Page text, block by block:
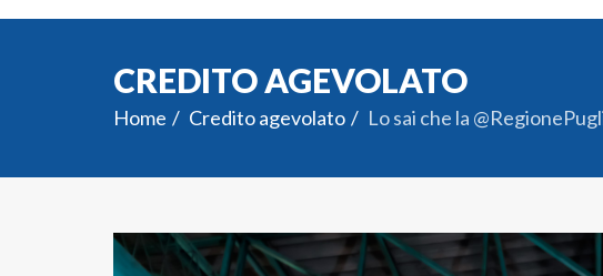
CREDITO AGEVOLATO
Home Credito agevolato Lo sai che la